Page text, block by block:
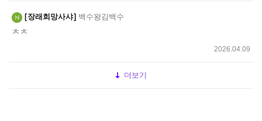
장래희망사샤 백수왕김백수
ㅊㅊ
2026.04.09
더보기